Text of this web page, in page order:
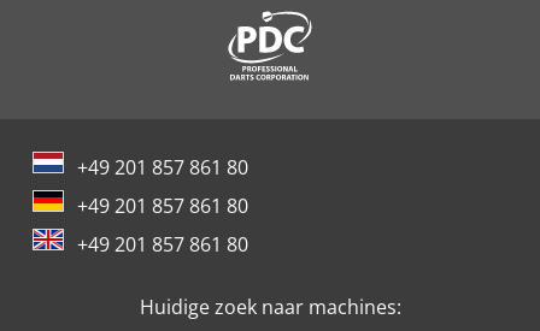
+49 201 857 861 80
+49 201 857 861 80
+49 201 857 861 80
Huidige zoek naar machines: